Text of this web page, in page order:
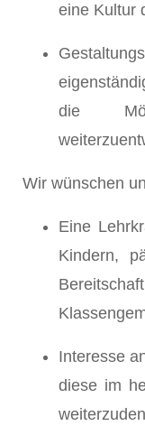
eine Kultur
die
Wir wünschen
Eine
Kindern,
Interesse
diese im